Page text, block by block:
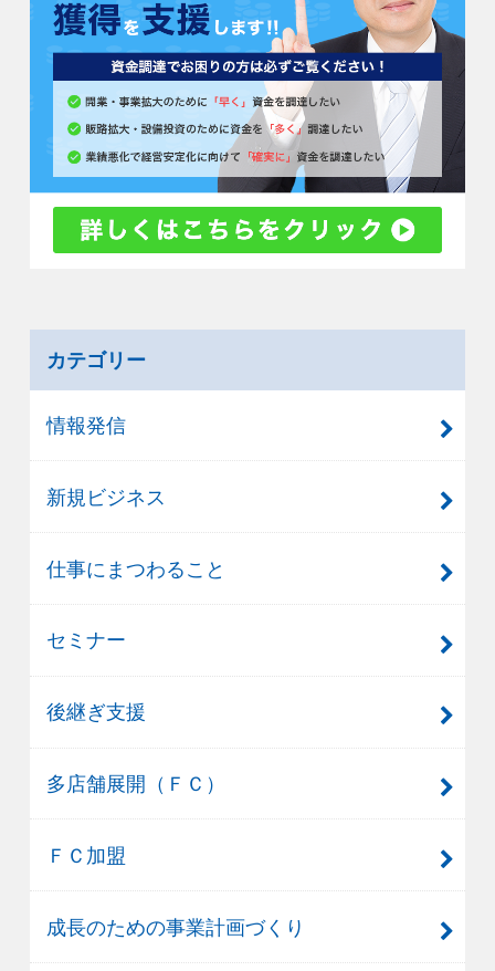
カテゴリー
情報発信
新規ビジネス
仕事にまつわること
セミナー
後継ぎ支援
多店舗展開（ＦＣ）
ＦＣ加盟
成長のための事業計画づくり